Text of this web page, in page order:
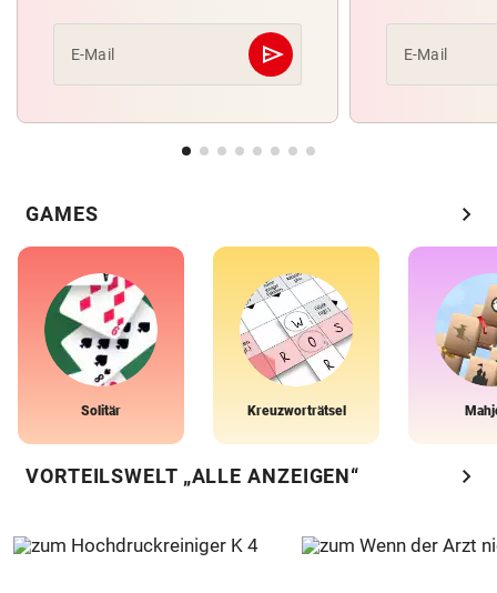
E-Mail send
Abschicken E-Mail
GAMES chevron_right
Solitär Kreuzworträtsel
VORTEILSWELT „ALLE ANZEIGEN“ chevron_right